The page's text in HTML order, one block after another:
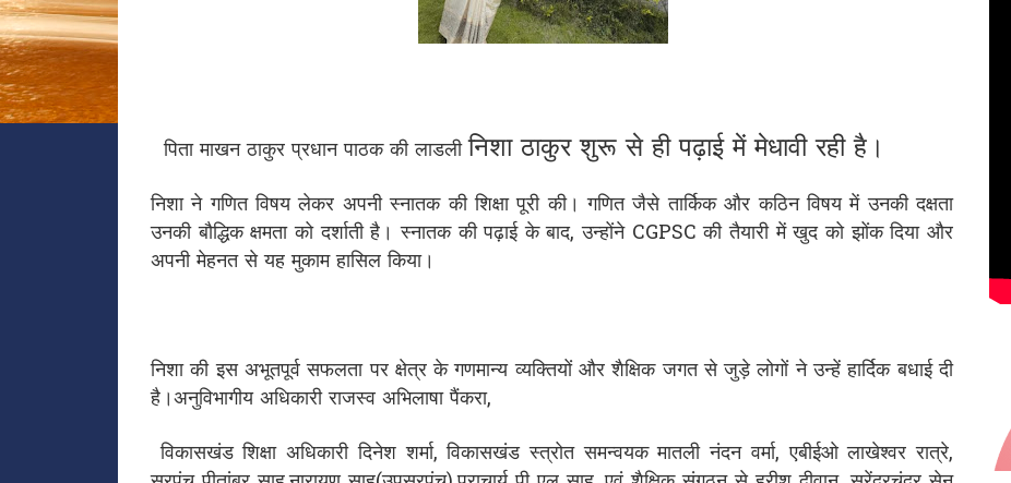
पिता माखन ठाकुर प्रधान पाठक की लाडलीनिशा ठाकुर शुरू से ही पढ़ाई में मेधावी रही है।
निशा ने गणित विषय लेकर अपनी स्नातक की शिक्षा पूरी की। गणित जैसे तार्किक और कठिन विषय में उनकी दक्षता
उनकी बौद्धिक क्षमता को दर्शाती है। स्नातक की पढ़ाई के बाद, उन्होंने CGPSC की तैयारी में खुद को झोंक दिया और
अपनी मेहनत से यह मुकाम हासिल किया।
निशा की इस अभूतपूर्व सफलता पर क्षेत्र के गणमान्य व्यक्तियों और शैक्षिक जगत से जुड़े लोगों ने उन्हें हार्दिक बधाई दी
है।अनुविभागीय अधिकारी राजस्व अभिलाषा पैंकरा,
विकासखंड शिक्षा अधिकारी दिनेश शर्मा, विकासखंड स्त्रोत समन्वयक मातली नंदन वर्मा, एबीईओ लाखेश्वर रात्रे,